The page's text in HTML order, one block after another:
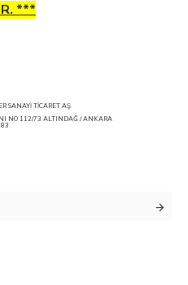
***
SANAYİ TİCARET AŞ
NO 112/73 ALTINDAĞ / ANKARA